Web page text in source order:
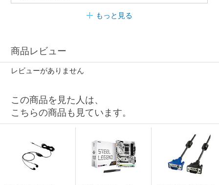
もっと見る
商品レビュー
レビューがありません
この商品を見た人は、
こちらの商品も見ています。